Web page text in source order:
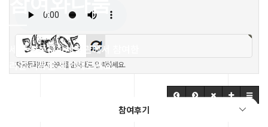
세종 전통문화체험관에서 참여한
리얼 리뷰를 확인해보세요.
참여후기
자동등록방지 숫자를 순서대로 입력하세요.